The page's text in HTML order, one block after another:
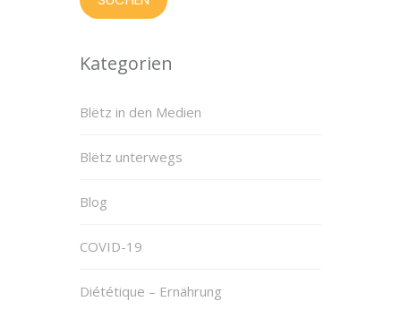
Kategorien
Blëtz in den Medien
Blëtz unterwegs
Blog
COVID-19
Diététique – Ernährung